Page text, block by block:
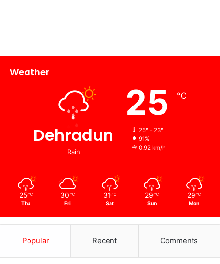
Weather
Dehradun
Rain
25 ℃
25º - 23º
91%
0.92 km/h
25 ℃
Thu
30 ℃
Fri
31 ℃
Sat
29 ℃
Sun
29 ℃
Mon
Popular Recent Comments